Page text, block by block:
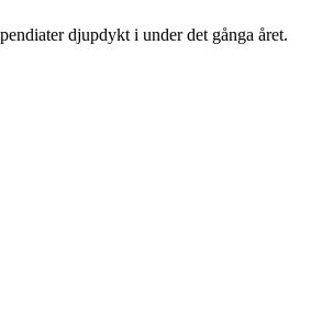
djupdykt i under det gånga året.